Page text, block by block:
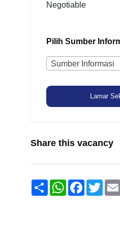
Negotiable
Pilih Sumber
Sumber Informasi
Lamar
Share this vacancy
ShareWhatsApp
Facebook
Twitter